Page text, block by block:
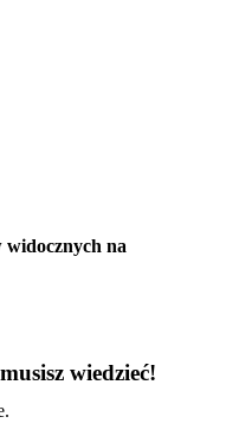
widocznych na
wiedzieć!